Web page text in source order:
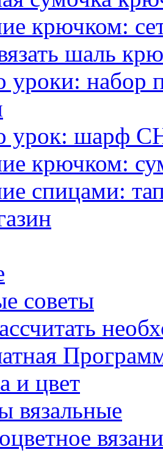
крючком:
шаль
уроки: набор
урок: шарф
крючком:
спицами:
советы
и цвет
вязальные